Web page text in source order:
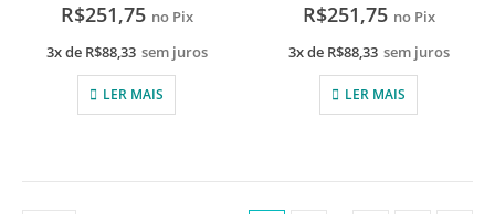
R$251,75 no Pix
3x de R$88,33 sem juros
LER MAIS
R$251,75 no Pix
3x de R$88,33 sem juros
LER MAIS